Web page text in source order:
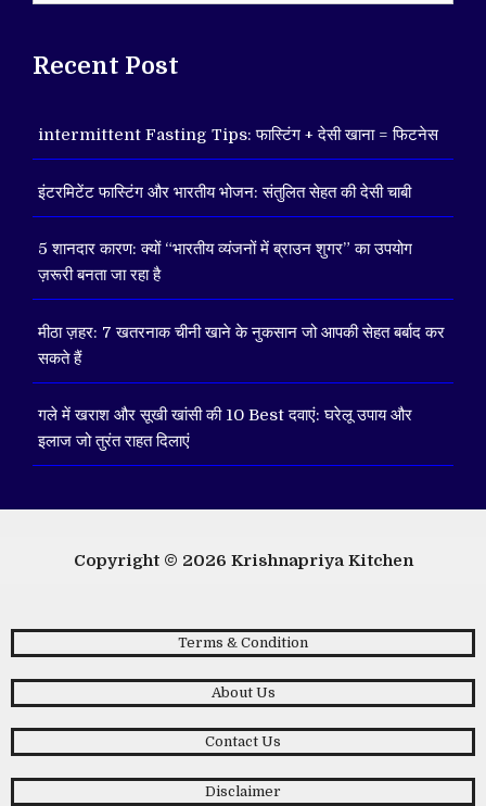
Recent Post
intermittent Fasting Tips: फास्टिंग + देसी खाना = फिटनेस
इंटरमिटेंट फास्टिंग और भारतीय भोजन: संतुलित सेहत की देसी चाबी
5 शानदार कारण: क्यों “भारतीय व्यंजनों में ब्राउन शुगर” का उपयोग
ज़रूरी बनता जा रहा है
मीठा ज़हर: 7 खतरनाक चीनी खाने के नुकसान जो आपकी सेहत बर्बाद कर
सकते हैं
गले में खराश और सूखी खांसी की 10 Best दवाएं: घरेलू उपाय और
इलाज जो तुरंत राहत दिलाएं
Copyright © 2026 Krishnapriya Kitchen
Terms & Condition
About Us
Contact Us
Disclaimer